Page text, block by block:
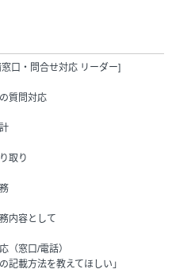
口・問合せ対応 リーダー]
質問対応
取り
内容として
（窓口/電話）
記載方法を教えてほしい」